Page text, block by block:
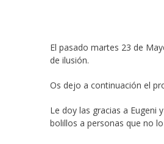
El pasado martes 23 de
de ilusión.
Os dejo a continuación el
Le doy las gracias a
bolillos a personas que no